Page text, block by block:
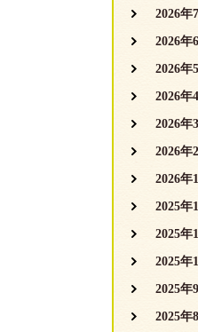
2026年
2026年
2026年
2026年
2026年
2026年
2026年
2025年
2025年
2025年
2025年
2025年